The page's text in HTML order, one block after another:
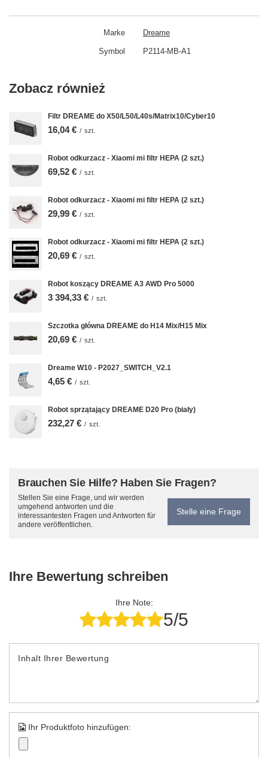
Marke Dreame
Symbol P2114-MB-A1
Zobacz również
Filtr DREAME do X50/L50/L40s/Matrix10/Cyber10
16,04 € / szt.
Robot odkurzacz - Xiaomi mi filtr HEPA (2 szt.)
69,52 € / szt.
Robot odkurzacz - Xiaomi mi filtr HEPA (2 szt.)
29,99 € / szt.
Robot odkurzacz - Xiaomi mi filtr HEPA (2 szt.)
20,69 € / szt.
Robot koszący DREAME A3 AWD Pro 5000
3 394,33 € / szt.
Szczotka główna DREAME do H14 Mix/H15 Mix
20,69 € / szt.
Dreame W10 - P2027_SWITCH_V2.1
4,65 € / szt.
Robot sprzątający DREAME D20 Pro (biały)
232,27 € / szt.
Brauchen Sie Hilfe? Haben Sie Fragen?
Stellen Sie eine Frage, und wir werden
umgehend antworten und die
interessantesten Fragen und Antworten für
andere veröffentlichen.
Stelle eine Frage
Ihre Bewertung schreiben
Ihre Note:
5/5
Inhalt Ihrer Bewertung
Ihr Produktfoto hinzufügen: